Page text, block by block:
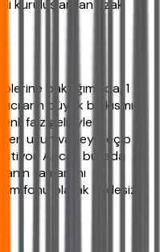
kuruluşlardan uzak
baktığımızda, 1
büyük bir kısmı
faiz geliriyle
en uzun vadeyi seçip
Ancak burada
tamamını
fonu olarak vadesiz